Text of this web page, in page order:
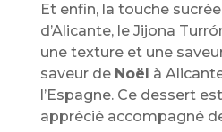
Et enfin, la touche
d’Alicante, le Jijona
une texture et une
saveur de Noël à
l’Espagne. Ce dessert
apprécié accompagné